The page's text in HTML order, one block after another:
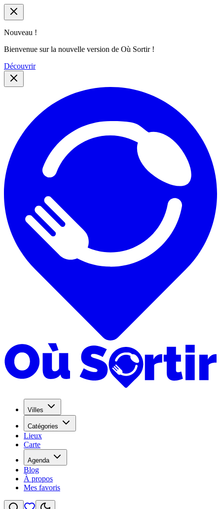
Nouveau !
Bienvenue sur la nouvelle version de Où Sortir !
Découvrir
Villes
Catégories
Lieux
Carte
Agenda
Blog
À propos
Mes favoris